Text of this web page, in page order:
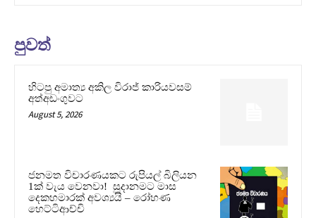
පුවත්
හිටපු අමාත්‍ය අකිල විරාජ් කාරියවසම්
අත්අඩංගුවට
August 5, 2026
ජනමත විචාරණයකට රුපියල් බිලියන
1ක් වැය වෙනවා! සූදානමට මාස
දෙකහමාරක් අවශ්‍යයි – රෝහණ
හෙට්ටිආච්චි